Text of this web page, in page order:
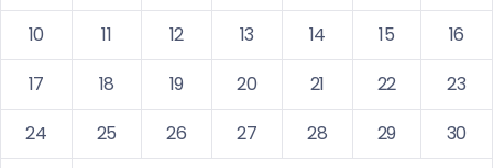
10
11 12 13 14 15
16
17
18 19 20 21 22
23
24
25 26 27 28 29
30